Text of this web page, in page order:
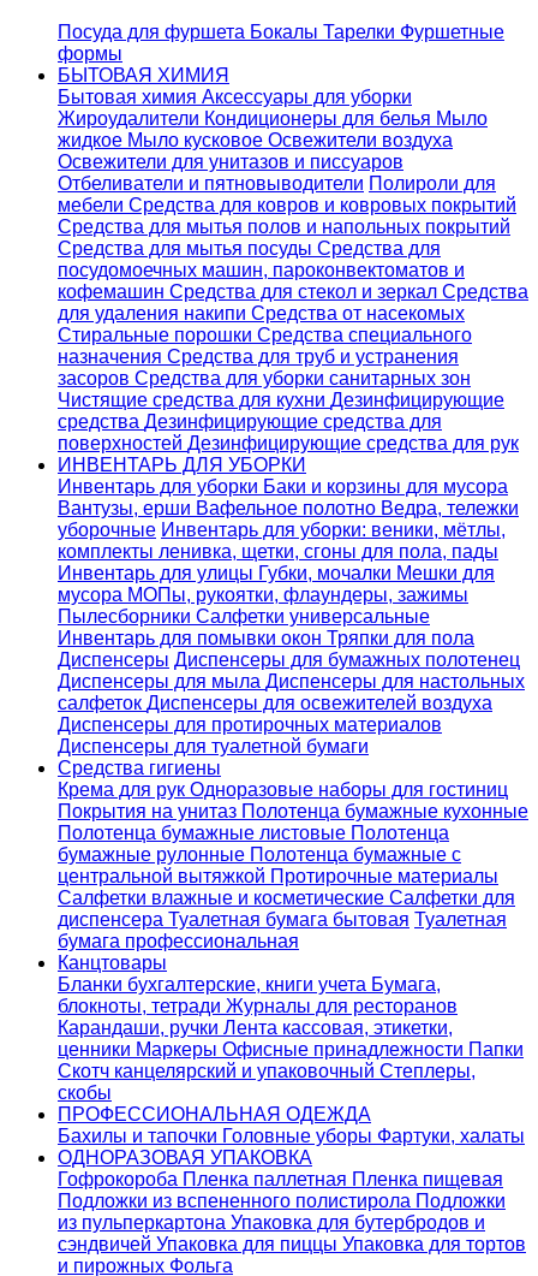
Посуда для фуршета Бокалы Тарелки Фуршетные
формы
БЫТОВАЯ ХИМИЯ
Бытовая химия Аксессуары для уборки
Жироудалители Кондиционеры для белья Мыло
жидкое Мыло кусковое Освежители воздуха
Освежители для унитазов и писсуаров
Отбеливатели и пятновыводители Полироли для
мебели Средства для ковров и ковровых покрытий
Средства для мытья полов и напольных покрытий
Средства для мытья посуды Средства для
посудомоечных машин, пароконвектоматов и
кофемашин Средства для стекол и зеркал Средства
для удаления накипи Средства от насекомых
Стиральные порошки Cредства специального
назначения Средства для труб и устранения
засоров Средства для уборки санитарных зон
Чистящие средства для кухни Дезинфицирующие
средства Дезинфицирующие средства для
поверхностей Дезинфицирующие средства для рук
ИНВЕНТАРЬ ДЛЯ УБОРКИ
Инвентарь для уборки Баки и корзины для мусора
Вантузы, ерши Вафельное полотно Ведра, тележки
уборочные Инвентарь для уборки: веники, мётлы,
комплекты ленивка, щетки, сгоны для пола, пады
Инвентарь для улицы Губки, мочалки Мешки для
мусора МОПы, рукоятки, флаундеры, зажимы
Пылесборники Салфетки универсальные
Инвентарь для помывки окон Тряпки для пола
Диспенсеры Диспенсеры для бумажных полотенец
Диспенсеры для мыла Диспенсеры для настольных
салфеток Диспенсеры для освежителей воздуха
Диспенсеры для протирочных материалов
Диспенсеры для туалетной бумаги
Средства гигиены
Крема для рук Одноразовые наборы для гостиниц
Покрытия на унитаз Полотенца бумажные кухонные
Полотенца бумажные листовые Полотенца
бумажные рулонные Полотенца бумажные с
центральной вытяжкой Протирочные материалы
Салфетки влажные и косметические Салфетки для
диспенсера Туалетная бумага бытовая Туалетная
бумага профессиональная
Канцтовары
Бланки бухгалтерские, книги учета Бумага,
блокноты, тетради Журналы для ресторанов
Карандаши, ручки Лента кассовая, этикетки,
ценники Маркеры Офисные принадлежности Папки
Скотч канцелярский и упаковочный Степлеры,
скобы
ПРОФЕССИОНАЛЬНАЯ ОДЕЖДА
Бахилы и тапочки Головные уборы Фартуки, халаты
ОДНОРАЗОВАЯ УПАКОВКА
Гофрокороба Пленка паллетная Пленка пищевая
Подложки из вспененного полистирола Подложки
из пульперкартона Упаковка для бутербродов и
сэндвичей Упаковка для пиццы Упаковка для тортов
и пирожных Фольга